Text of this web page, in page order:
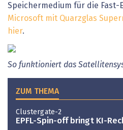
Speichermedium für die Fast-
Microsoft mit Quarzglas
hier.
So funktioniert das
ZUM THEMA
Clustergate-2
EPFL-Spin-off bringt KI-